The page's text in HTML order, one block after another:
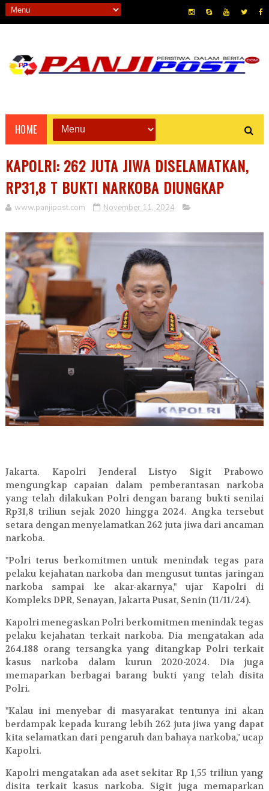
HOME
KAPOLRI: 262 JUTA JIWA DISELAMATKAN,
RP31,8 T BUKTI NARKOBA DIUNGKAP
www.panjipost.com November 11, 2024
Jakarta. Kapolri Jenderal Listyo Sigit Prabowo
mengungkap capaian dalam pemberantasan narkoba
yang telah dilakukan Polri dengan barang bukti senilai
Rp31,8 triliun sejak 2020 hingga 2024. Angka tersebut
setara dengan menyelamatkan 262 juta jiwa dari ancaman
narkoba.
"Polri terus berkomitmen untuk menindak tegas para
pelaku kejahatan narkoba dan mengusut tuntas jaringan
narkoba sampai ke akar-akarnya," ujar Kapolri di
Kompleks DPR, Senayan, Jakarta Pusat, Senin (11/11/24).
Kapolri menegaskan Polri berkomitmen menindak tegas
pelaku kejahatan terkait narkoba. Dia mengatakan ada
264.188 orang tersangka yang ditangkap Polri terkait
kasus narkoba dalam kurun 2020-2024. Dia juga
memaparkan berbagai barang bukti yang telah disita
Polri.
"Kalau ini menyebar di masyarakat tentunya ini akan
berdampak kepada kurang lebih 262 juta jiwa yang dapat
kita selamatkan dari pengaruh dan bahaya narkoba," ucap
Kapolri.
Kapolri mengatakan ada aset sekitar Rp 1,55 triliun yang
disita terkait kasus narkoba. Sigit juga memaparkan